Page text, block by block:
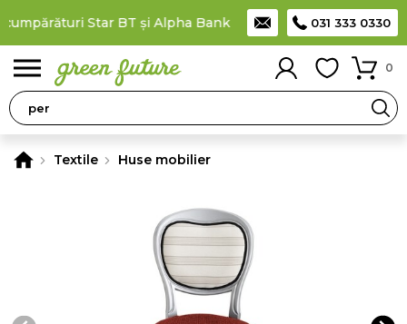
Star BT și Alpha Bank Plătești în rateprin cardul
031 333 0330
0
Textile Huse mobilier